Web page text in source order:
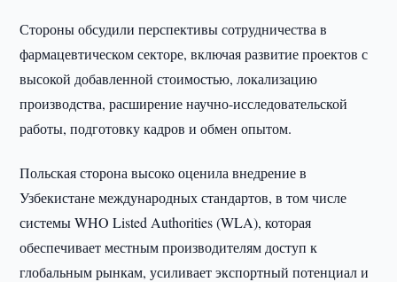
Стороны обсудили перспективы сотрудничества в
фармацевтическом секторе, включая развитие проектов с
высокой добавленной стоимостью, локализацию
производства, расширение научно-исследовательской
работы, подготовку кадров и обмен опытом.
Польская сторона высоко оценила внедрение в
Узбекистане международных стандартов, в том числе
системы WHO Listed Authorities (WLA), которая
обеспечивает местным производителям доступ к
глобальным рынкам, усиливает экспортный потенциал и